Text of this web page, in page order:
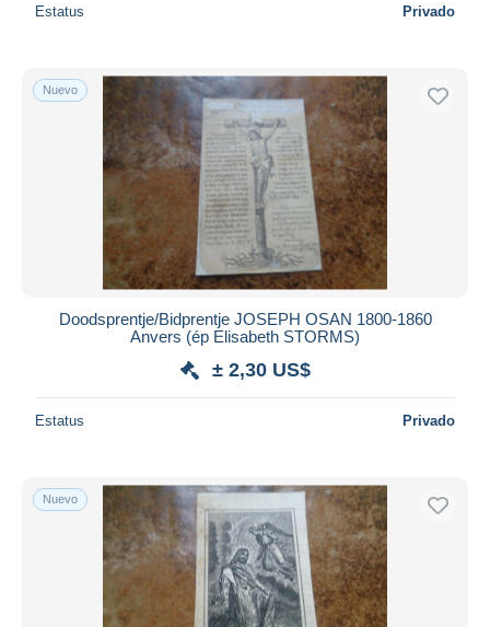
Estatus Privado
Nuevo
Doodsprentje/Bidprentje JOSEPH OSAN 1800-1860
Anvers (ép Elisabeth STORMS)
± 2,30 US$
Estatus Privado
Nuevo